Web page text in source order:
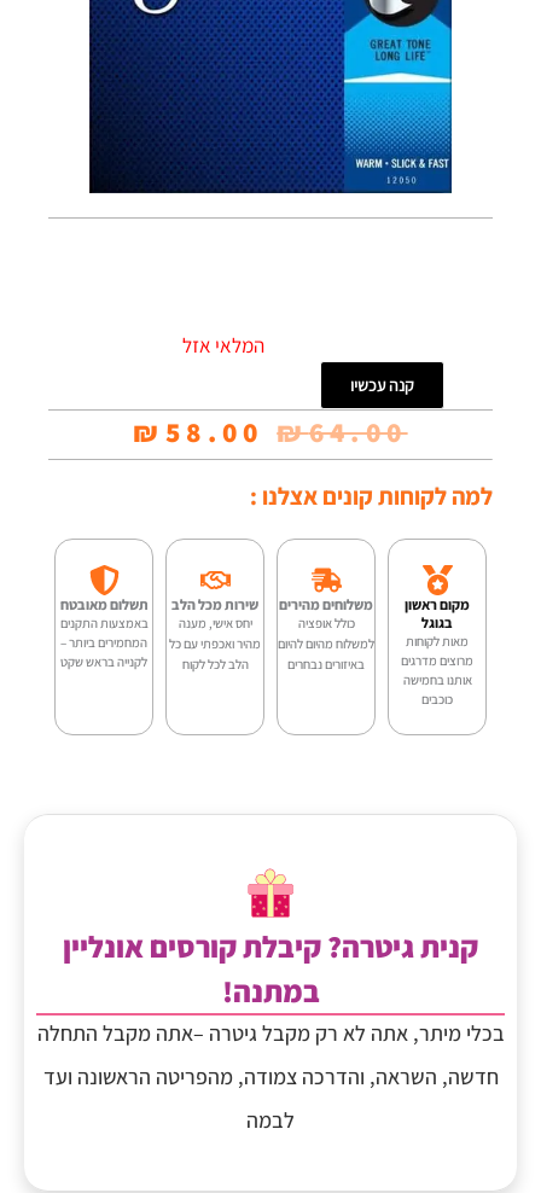
קנה עכשיו
המלאי אזל
₪64.00
המחיר
היה:
₪64.00.
₪ 58.00
המחיר
₪58.00.
למה לקוחות קונים אצלנו :
מקום ראשון
בגוגל
מאות לקוחות
מרוצים מדרגים
אותנו בחמישה
כוכבים
משלוחים מהירים
כולל אופציה
למשלוח מהיום להיום
באיזורים נבחרים
שירות מכל הלב
יחס אישי, מענה
מהיר ואכפתי עם כל
הלב לכל לקוח
תשלום מאובטח
באמצעות התקנים
המחמירים ביותר –
לקנייה בראש שקט
קנית גיטרה? קיבלת קורסים אונליין
במתנה!
בכלי מיתר, אתה לא רק מקבל גיטרה –אתה מקבל התחלה
חדשה, השראה, והדרכה צמודה, מהפריטה הראשונה ועד
לבמה